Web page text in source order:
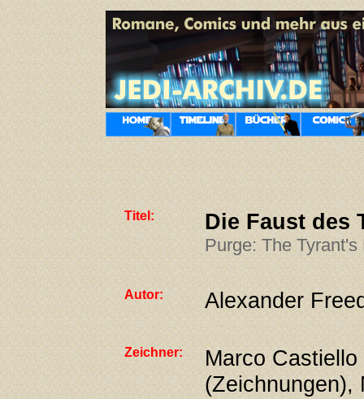
Titel: Die Faust des
Purge: The Tyrant's
Autor: Alexander
Zeichner:
Marco
(Zeichnungen),